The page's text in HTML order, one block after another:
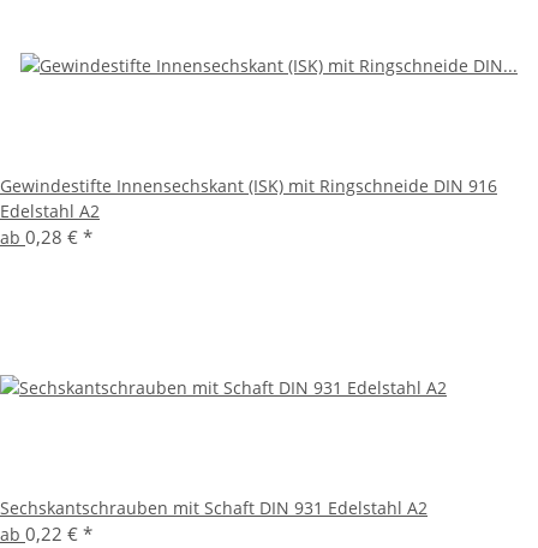
Gewindestifte Innensechskant (ISK) mit Ringschneide DIN 916
Edelstahl A2
ab 0,28 € *
Sechskantschrauben mit Schaft DIN 931 Edelstahl A2
ab 0,22 € *